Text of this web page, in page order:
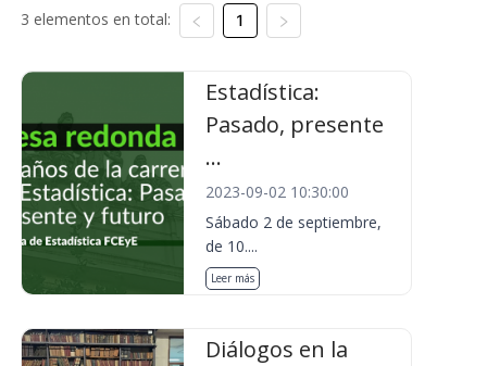
3 elementos en total: 1
Estadística:
Pasado, presente
...
2023-09-02 10:30:00
Sábado 2 de septiembre,
de 10....
Leer más
Diálogos en la